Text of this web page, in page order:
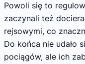
Powoli się to
zaczynali też
rejsowymi, co
Do końca nie udało
pociągów, ale ich